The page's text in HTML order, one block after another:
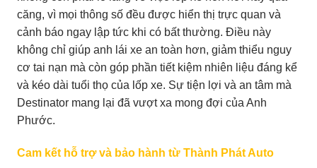
căng, vì mọi thông số đều được hiển thị trực quan và
cảnh báo ngay lập tức khi có bất thường. Điều này
không chỉ giúp anh lái xe an toàn hơn, giảm thiểu nguy
cơ tai nạn mà còn góp phần tiết kiệm nhiên liệu đáng kể
và kéo dài tuổi thọ của lốp xe. Sự tiện lợi và an tâm mà
Destinator mang lại đã vượt xa mong đợi của Anh
Phước.
Cam kết hỗ trợ và bảo hành từ Thành Phát Auto